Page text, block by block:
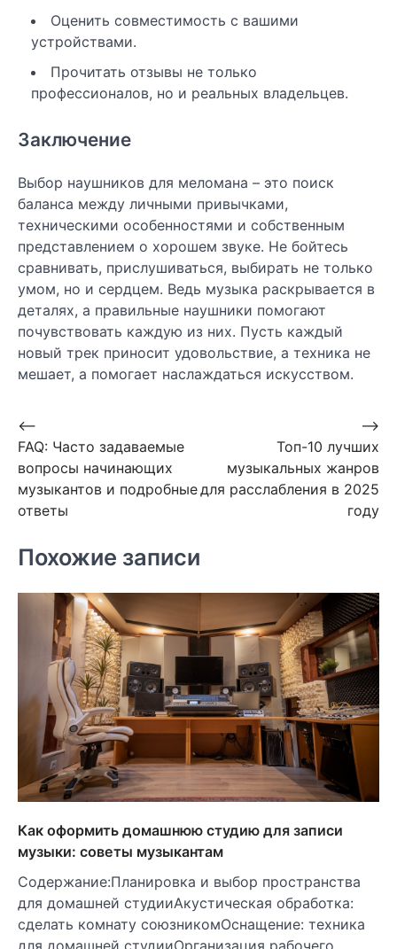
Оценить совместимость с вашими
устройствами.
Прочитать отзывы не только
профессионалов, но и реальных владельцев.
Заключение
Выбор наушников для меломана – это поиск
баланса между личными привычками,
техническими особенностями и собственным
представлением о хорошем звуке. Не бойтесь
сравнивать, прислушиваться, выбирать не только
умом, но и сердцем. Ведь музыка раскрывается в
деталях, а правильные наушники помогают
почувствовать каждую из них. Пусть каждый
новый трек приносит удовольствие, а техника не
мешает, а помогает наслаждаться искусством.
Навигация
по
записям
⟵
FAQ: Часто задаваемые
вопросы начинающих
музыкантов и подробные
ответы
Топ-10 лучших
музыкальных жанров
для расслабления в 2025
году
⟶
Похожие записи
Как оформить домашнюю студию для записи
музыки: советы музыкантам
Содержание:Планировка и выбор пространства
для домашней студииАкустическая обработка:
сделать комнату союзникомОснащение: техника
для домашней студииОрганизация рабочего